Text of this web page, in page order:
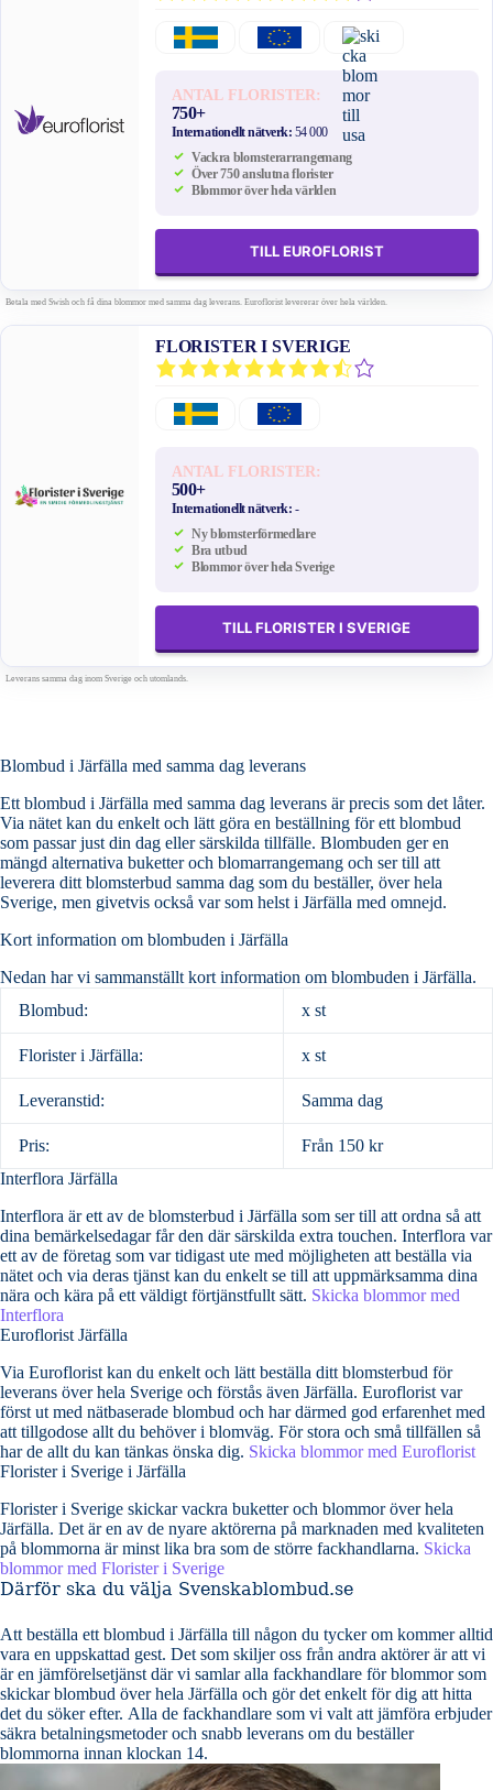
ANTAL FLORISTER:
750+
Internationellt nätverk: 54 000
Vackra blomsterarrangemang
Över 750 anslutna florister
Blommor över hela världen
TILL EUROFLORIST
Betala med Swish och få dina blommor med samma dag leverans. Euroflorist levererar över hela världen.
FLORISTER I SVERIGE
ANTAL FLORISTER:
500+
Internationellt nätverk: -
Ny blomsterförmedlare
Bra utbud
Blommor över hela Sverige
TILL FLORISTER I SVERIGE
Leverans samma dag inom Sverige och utomlands.
Blombud i Järfälla med samma dag leverans
Ett blombud i Järfälla med samma dag leverans är precis som det låter.
Via nätet kan du enkelt och lätt göra en beställning för ett blombud
som passar just din dag eller särskilda tillfälle. Blombuden ger en
mängd alternativa buketter och blomarrangemang och ser till att
leverera ditt blomsterbud samma dag som du beställer, över hela
Sverige, men givetvis också var som helst i Järfälla med omnejd.
Kort information om blombuden i Järfälla
Nedan har vi sammanställt kort information om blombuden i Järfälla.
Blombud:
x st
Florister i Järfälla: x st
Leveranstid: Samma dag
Pris:
Från 150 kr
Interflora Järfälla
Interflora är ett av de blomsterbud i Järfälla som ser till att ordna så att
dina bemärkelsedagar får den där särskilda extra touchen. Interflora var
ett av de företag som var tidigast ute med möjligheten att beställa via
nätet och via deras tjänst kan du enkelt se till att uppmärksamma dina
nära och kära på ett väldigt förtjänstfullt sätt. Skicka blommor med
Interflora
Euroflorist Järfälla
Via Euroflorist kan du enkelt och lätt beställa ditt blomsterbud för
leverans över hela Sverige och förstås även Järfälla. Euroflorist var
först ut med nätbaserade blombud och har därmed god erfarenhet med
att tillgodose allt du behöver i blomväg. För stora och små tillfällen så
har de allt du kan tänkas önska dig. Skicka blommor med Euroflorist
Florister i Sverige i Järfälla
Florister i Sverige skickar vackra buketter och blommor över hela
Järfälla. Det är en av de nyare aktörerna på marknaden med kvaliteten
på blommorna är minst lika bra som de större fackhandlarna. Skicka
blommor med Florister i Sverige
Därför ska du välja Svenskablombud.se
Att beställa ett blombud i Järfälla till någon du tycker om kommer alltid
vara en uppskattad gest. Det som skiljer oss från andra aktörer är att vi
är en jämförelsetjänst där vi samlar alla fackhandlare för blommor som
skickar blombud över hela Järfälla och gör det enkelt för dig att hitta
det du söker efter. Alla de fackhandlare som vi valt att jämföra erbjuder
säkra betalningsmetoder och snabb leverans om du beställer
blommorna innan klockan 14.